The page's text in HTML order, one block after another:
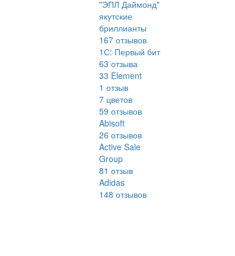
"ЭПЛ Даймонд"
якутские
бриллианты
167отзывов
1С: Первый бит
63 отзыва
33 Element
1 отзыв
7 цветов
59 отзывов
Abisoft
26 отзывов
Active Sale
Group
81 отзыв
Adidas
148 отзывов